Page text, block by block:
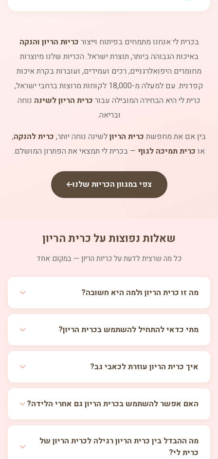
בכרית לי אנחנו מתמחים בפיתוח וייצור כריות הריון והנקה
באיכות הגבוהה ביותר, תוצרת ישראל. הכריות שלנו מיוצרות
מחומרים היפואלרגניים, רכים ועמידים, ועוברות בקרת איכות
קפדנית. עם למעלה מ-18,000 לקוחות מרוצות ברחבי ישראל,
כרית לי היא הבחירה המובילה עבור כרית הריון לשינה נוחה
ובריאה.
בין אם את מחפשת כרית הריוןלשינה נוחה יותר, כרית להנקה,
או כרית תמיכה לגוף — בכרית לי תמצאי את הפתרון המושלם.
צפי במגוון הכריות שלנו
שאלות נפוצות על כרית הריון
כל מה שרצית לדעת על כריות הריון — במקום אחד
מה זו כרית הריון ולמה היא חשובה?
מתי כדאי להתחיל להשתמש בכרית הריון?
איך כרית הריון עוזרת לכאבי גב?
האם אפשר להשתמש בכרית הריון גם אחרי הלידה?
מה ההבדל בין כרית הריון רגילה לכרית הריון של
כרית לי?